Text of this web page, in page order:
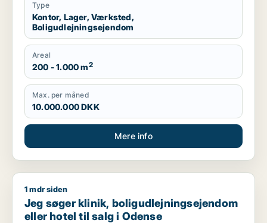
Type
Kontor, Lager, Værksted,
Boligudlejningsejendom
Areal
200 - 1.000 m2
Max. per måned
10.000.000 DKK
Mere info
Jeg søger klinik, boligudlejningsejendom eller hotel til salg i
1 mdr siden
Jeg søger klinik, boligudlejningsejendom
eller hotel til salg i Odense